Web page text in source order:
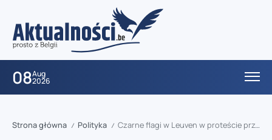
08Aug
2026
Strona główna / Polityka / Czarne flagi w Leuven w proteście przeciw cięciom stypendiów studenckich: „Nie odbierajcie wsparcia tym, którzy najbardziej go potrzebują”